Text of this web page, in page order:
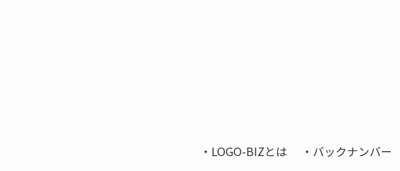
LOGO-BIZとは バックナンバー